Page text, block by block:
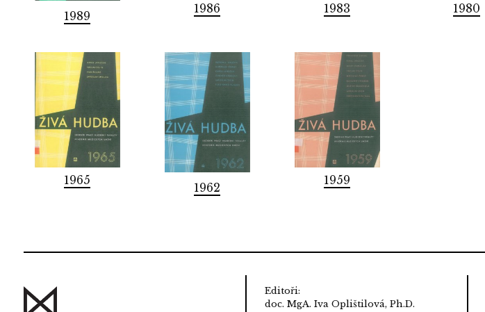
1989
1986 1983 1980
1965
1962
1959
Editoři:
doc. MgA. Iva Oplištilová, Ph.D.